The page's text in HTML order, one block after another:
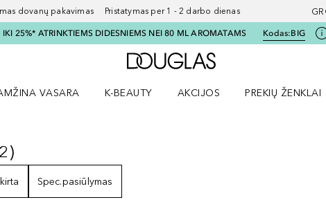
dovanų pakavimas Pristatymas per 1 - 2 darbo dienas
IKI 25%* ATRINKTIEMS DIDESNIEMS NEI 80 ML AROMATAMS Kodas:BIG
Į Douglas pagrindinį
VASARA
K-BEAUTY
AKCIJOS
PREKIŲ ŽENKLAI
2REZULTATAI
2)
Spec.pasiūlymas